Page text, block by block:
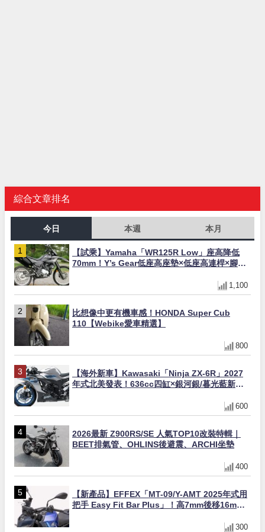
綜合文章排名
今日 本週 本月
【試乘】Yamaha「WR125R Low」座高降低
70mm！Y’s Gear低座高座墊×低座高連桿×腳踏
1,100
比想像中更有機車感！HONDA Super Cub
110【Webike愛車精選】
800
【海外新車】Kawasaki「Ninja ZX-6R」2027
年式北美發表！636cc四缸×銀河銀/暮光藍新色
600
2026最新 Z900RS/SE 人氣TOP10改裝特輯｜
BEET排氣管、OHLINS後避震、ARCHI坐墊
400
【新產品】EFFEX「MT-09/Y-AMT 2025年式用
把手 Easy Fit Bar Plus」！高7mm後移16mm
300